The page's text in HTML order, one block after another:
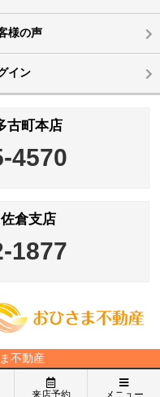
様の声
イン
古町本店
4570
倉支店
1877
不動産
来店予約 メニュー